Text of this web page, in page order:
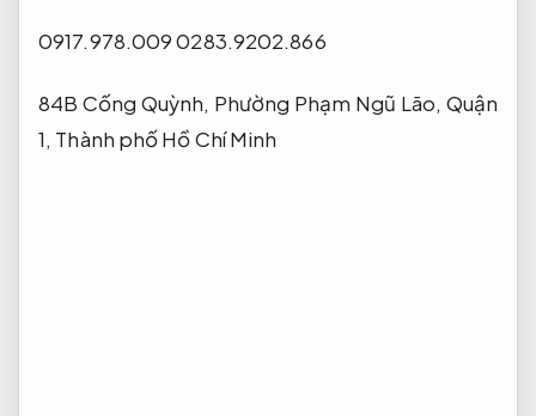
0917.978.0090283.9202.866
84B Cống Quỳnh, Phường Phạm Ngũ Lão, Quận
1, Thành phố Hồ Chí Minh